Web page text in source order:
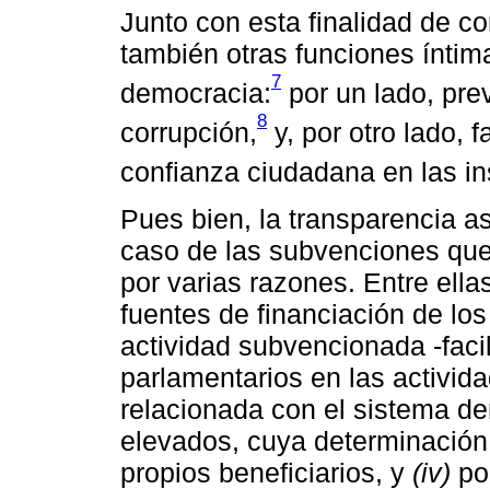
Junto con esta finalidad de
también otras funciones
democracia:7 por un lado,
corrupción,8 y, por otro lado,
confianza ciudadana en las
Pues bien, la transparencia
caso de las subvenciones
por varias razones. Entre
fuentes de financiación de
actividad subvencionada -
parlamentarios en las
relacionada con el sistema
elevados, cuya
propios beneficiarios, y (iv)